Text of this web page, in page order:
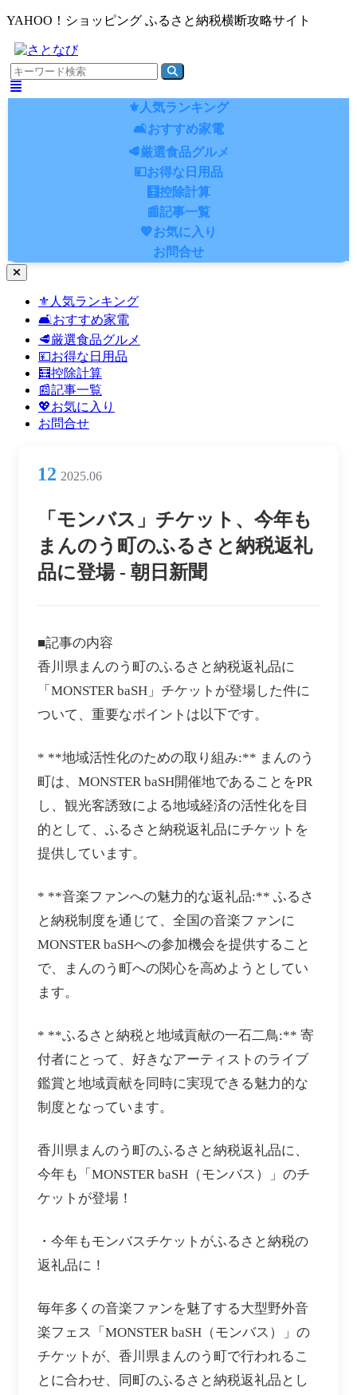
YAHOO！ショッピング ふるさと納税横断攻略サイト
⚜️人気ランキング
🛋️おすすめ家電
🥩厳選食品グルメ
💴お得な日用品
🧮控除計算
📰記事一覧
💖お気に入り
お問合せ
ナ
⚜️人気ランキング
🛋️おすすめ家電
🥩厳選食品グルメ
💴お得な日用品
🧮控除計算
📰記事一覧
💖お気に入り
お問合せ
12 2025.06
「モンバス」チケット、今年も
まんのう町のふるさと納税返礼
品に登場 - 朝日新聞
■記事の内容
香川県まんのう町のふるさと納税返礼品に
「MONSTER baSH」チケットが登場した件に
ついて、重要なポイントは以下です。
* **地域活性化のための取り組み:** まんのう
町は、MONSTER baSH開催地であることをPR
し、観光客誘致による地域経済の活性化を目
的として、ふるさと納税返礼品にチケットを
提供しています。
* **音楽ファンへの魅力的な返礼品:** ふるさ
と納税制度を通じて、全国の音楽ファンに
MONSTER baSHへの参加機会を提供すること
で、まんのう町への関心を高めようとしてい
ます。
* **ふるさと納税と地域貢献の一石二鳥:** 寄
付者にとって、好きなアーティストのライブ
鑑賞と地域貢献を同時に実現できる魅力的な
制度となっています。
香川県まんのう町のふるさと納税返礼品に、
今年も「MONSTER baSH（モンバス）」のチ
ケットが登場！
・今年もモンバスチケットがふるさと納税の
返礼品に！
毎年多くの音楽ファンを魅了する大型野外音
楽フェス「MONSTER baSH（モンバス）」の
チケットが、香川県まんのう町で行われるこ
とに合わせ、同町のふるさと納税返礼品とし